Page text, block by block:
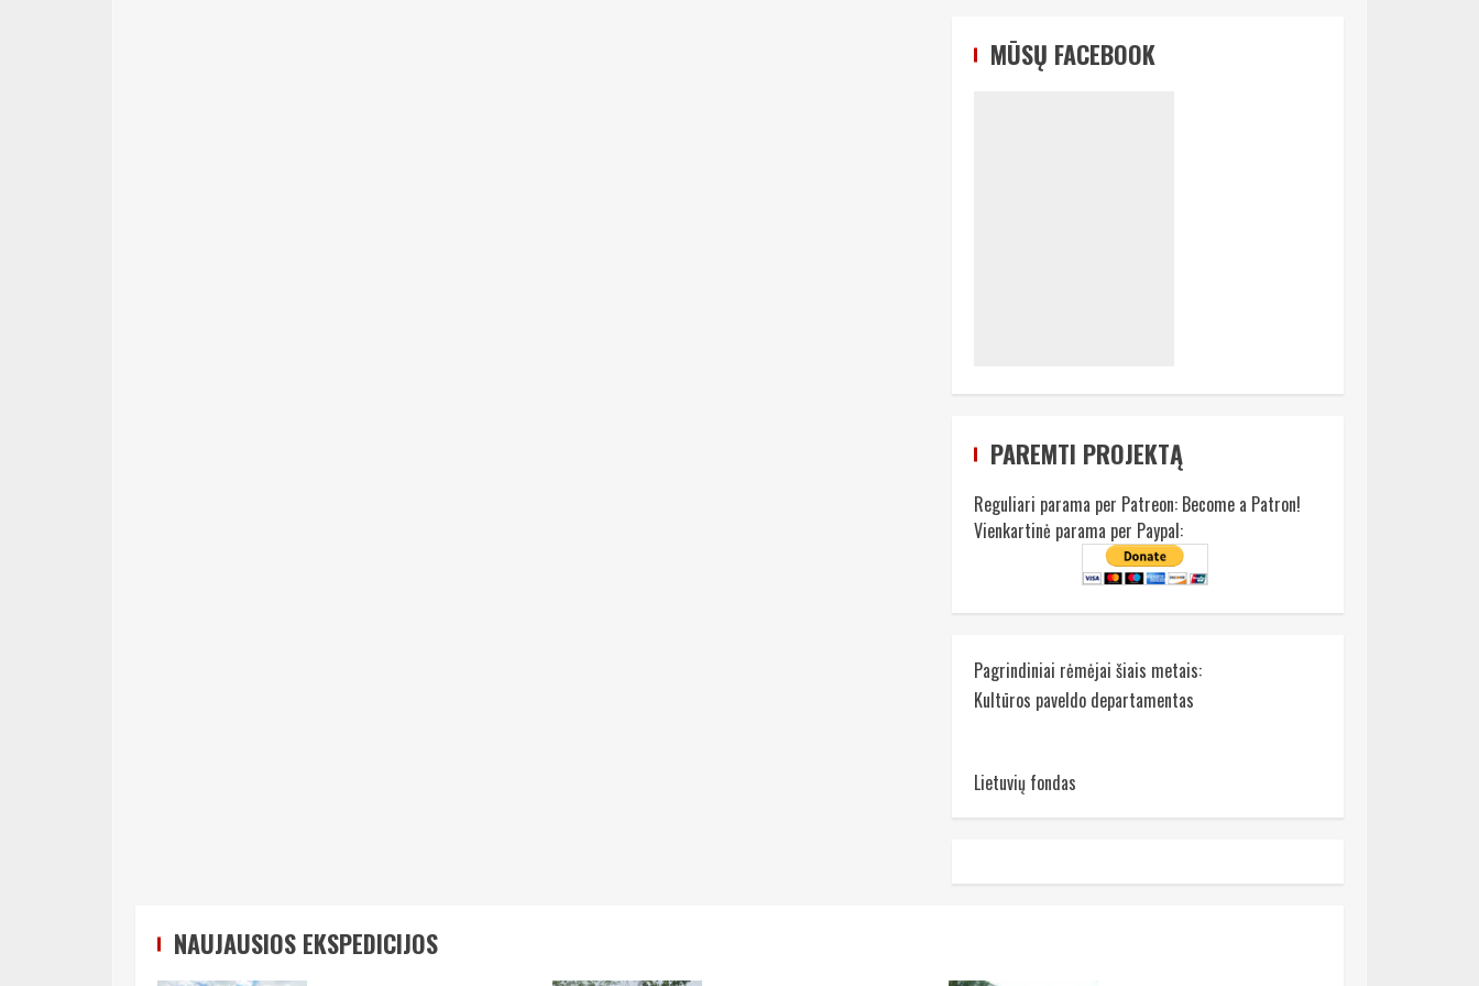
MŪSŲ FACEBOOK
PAREMTI PROJEKTĄ
Reguliari parama per Patreon: Become a Patron!
Vienkartinė parama per Paypal:
Pagrindiniai rėmėjai šiais metais:
Kultūros paveldo departamentas
Lietuvių fondas
NAUJAUSIOS EKSPEDICIJOS